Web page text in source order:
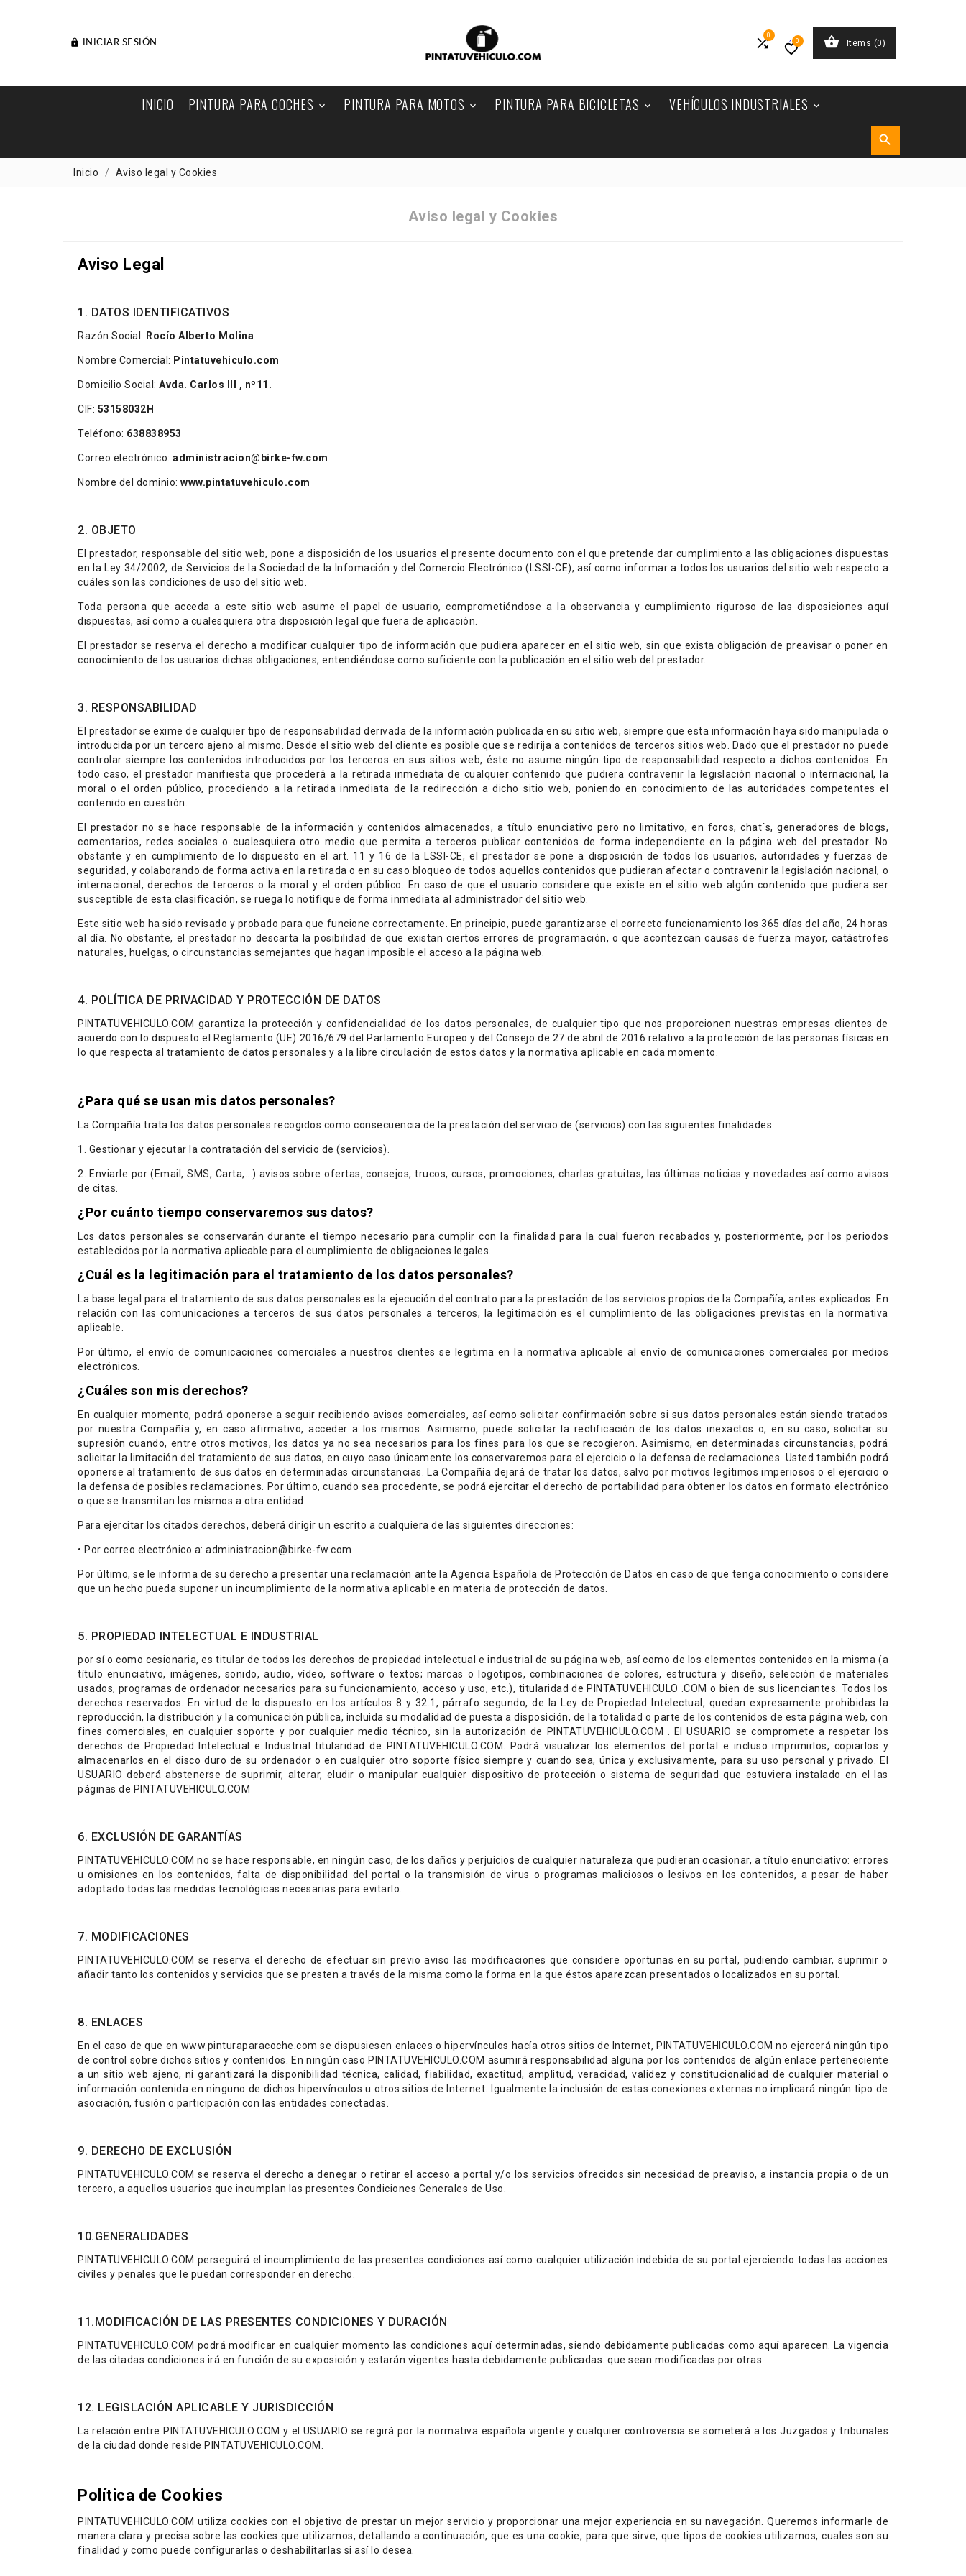
 INICIAR SESIÓN 
0

0  Items (0)
INICIO 
PINTURA PARA COCHES 
PINTURA PARA MOTOS 
PINTURA PARA BICICLETAS 
VEHÍCULOS INDUSTRIALES
Inicio Aviso legal y Cookies
Aviso legal y Cookies
Aviso Legal
1. DATOS IDENTIFICATIVOS
Razón Social: Rocío Alberto Molina
Nombre Comercial: Pintatuvehiculo.com
Domicilio Social: Avda. Carlos III , nº11.
CIF: 53158032H
Teléfono: 638838953
Correo electrónico: administracion@birke-fw.com
Nombre del dominio: www.pintatuvehiculo.com
2. OBJETO
El prestador, responsable del sitio web, pone a disposición de los usuarios el presente documento con el que pretende dar cumplimiento a las obligaciones dispuestas
en la Ley 34/2002, de Servicios de la Sociedad de la Infomación y del Comercio Electrónico (LSSI-CE), así como informar a todos los usuarios del sitio web respecto a
cuáles son las condiciones de uso del sitio web.
Toda persona que acceda a este sitio web asume el papel de usuario, comprometiéndose a la observancia y cumplimiento riguroso de las disposiciones aquí
dispuestas, así como a cualesquiera otra disposición legal que fuera de aplicación.
El prestador se reserva el derecho a modificar cualquier tipo de información que pudiera aparecer en el sitio web, sin que exista obligación de preavisar o poner en
conocimiento de los usuarios dichas obligaciones, entendiéndose como suficiente con la publicación en el sitio web del prestador.
3. RESPONSABILIDAD
El prestador se exime de cualquier tipo de responsabilidad derivada de la información publicada en su sitio web, siempre que esta información haya sido manipulada o
introducida por un tercero ajeno al mismo. Desde el sitio web del cliente es posible que se redirija a contenidos de terceros sitios web. Dado que el prestador no puede
controlar siempre los contenidos introducidos por los terceros en sus sitios web, éste no asume ningún tipo de responsabilidad respecto a dichos contenidos. En
todo caso, el prestador manifiesta que procederá a la retirada inmediata de cualquier contenido que pudiera contravenir la legislación nacional o internacional, la
moral o el orden público, procediendo a la retirada inmediata de la redirección a dicho sitio web, poniendo en conocimiento de las autoridades competentes el
contenido en cuestión.
El prestador no se hace responsable de la información y contenidos almacenados, a título enunciativo pero no limitativo, en foros, chat´s, generadores de blogs,
comentarios, redes sociales o cualesquiera otro medio que permita a terceros publicar contenidos de forma independiente en la página web del prestador. No
obstante y en cumplimiento de lo dispuesto en el art. 11 y 16 de la LSSI-CE, el prestador se pone a disposición de todos los usuarios, autoridades y fuerzas de
seguridad, y colaborando de forma activa en la retirada o en su caso bloqueo de todos aquellos contenidos que pudieran afectar o contravenir la legislación nacional, o
internacional, derechos de terceros o la moral y el orden público. En caso de que el usuario considere que existe en el sitio web algún contenido que pudiera ser
susceptible de esta clasificación, se ruega lo notifique de forma inmediata al administrador del sitio web.
Este sitio web ha sido revisado y probado para que funcione correctamente. En principio, puede garantizarse el correcto funcionamiento los 365 días del año, 24 horas
al día. No obstante, el prestador no descarta la posibilidad de que existan ciertos errores de programación, o que acontezcan causas de fuerza mayor, catástrofes
naturales, huelgas, o circunstancias semejantes que hagan imposible el acceso a la página web.
4. POLÍTICA DE PRIVACIDAD Y PROTECCIÓN DE DATOS
PINTATUVEHICULO.COM garantiza la protección y confidencialidad de los datos personales, de cualquier tipo que nos proporcionen nuestras empresas clientes de
acuerdo con lo dispuesto el Reglamento (UE) 2016/679 del Parlamento Europeo y del Consejo de 27 de abril de 2016 relativo a la protección de las personas físicas en
lo que respecta al tratamiento de datos personales y a la libre circulación de estos datos y la normativa aplicable en cada momento.
¿Para qué se usan mis datos personales?
La Compañía trata los datos personales recogidos como consecuencia de la prestación del servicio de (servicios) con las siguientes finalidades:
1. Gestionar y ejecutar la contratación del servicio de (servicios).
2. Enviarle por (Email, SMS, Carta,...) avisos sobre ofertas, consejos, trucos, cursos, promociones, charlas gratuitas, las últimas noticias y novedades así como avisos
de citas.
¿Por cuánto tiempo conservaremos sus datos?
Los datos personales se conservarán durante el tiempo necesario para cumplir con la finalidad para la cual fueron recabados y, posteriormente, por los periodos
establecidos por la normativa aplicable para el cumplimiento de obligaciones legales.
¿Cuál es la legitimación para el tratamiento de los datos personales?
La base legal para el tratamiento de sus datos personales es la ejecución del contrato para la prestación de los servicios propios de la Compañía, antes explicados. En
relación con las comunicaciones a terceros de sus datos personales a terceros, la legitimación es el cumplimiento de las obligaciones previstas en la normativa
aplicable.
Por último, el envío de comunicaciones comerciales a nuestros clientes se legitima en la normativa aplicable al envío de comunicaciones comerciales por medios
electrónicos.
¿Cuáles son mis derechos?
En cualquier momento, podrá oponerse a seguir recibiendo avisos comerciales, así como solicitar confirmación sobre si sus datos personales están siendo tratados
por nuestra Compañía y, en caso afirmativo, acceder a los mismos. Asimismo, puede solicitar la rectificación de los datos inexactos o, en su caso, solicitar su
supresión cuando, entre otros motivos, los datos ya no sea necesarios para los fines para los que se recogieron. Asimismo, en determinadas circunstancias, podrá
solicitar la limitación del tratamiento de sus datos, en cuyo caso únicamente los conservaremos para el ejercicio o la defensa de reclamaciones. Usted también podrá
oponerse al tratamiento de sus datos en determinadas circunstancias. La Compañía dejará de tratar los datos, salvo por motivos legítimos imperiosos o el ejercicio o
la defensa de posibles reclamaciones. Por último, cuando sea procedente, se podrá ejercitar el derecho de portabilidad para obtener los datos en formato electrónico
o que se transmitan los mismos a otra entidad.
Para ejercitar los citados derechos, deberá dirigir un escrito a cualquiera de las siguientes direcciones:
• Por correo electrónico a: administracion@birke-fw.com
Por último, se le informa de su derecho a presentar una reclamación ante la Agencia Española de Protección de Datos en caso de que tenga conocimiento o considere
que un hecho pueda suponer un incumplimiento de la normativa aplicable en materia de protección de datos.
5. PROPIEDAD INTELECTUAL E INDUSTRIAL
por sí o como cesionaria, es titular de todos los derechos de propiedad intelectual e industrial de su página web, así como de los elementos contenidos en la misma (a
título enunciativo, imágenes, sonido, audio, vídeo, software o textos; marcas o logotipos, combinaciones de colores, estructura y diseño, selección de materiales
usados, programas de ordenador necesarios para su funcionamiento, acceso y uso, etc.), titularidad de PINTATUVEHICULO .COM o bien de sus licenciantes. Todos los
derechos reservados. En virtud de lo dispuesto en los artículos 8 y 32.1, párrafo segundo, de la Ley de Propiedad Intelectual, quedan expresamente prohibidas la
reproducción, la distribución y la comunicación pública, incluida su modalidad de puesta a disposición, de la totalidad o parte de los contenidos de esta página web, con
fines comerciales, en cualquier soporte y por cualquier medio técnico, sin la autorización de PINTATUVEHICULO.COM . El USUARIO se compromete a respetar los
derechos de Propiedad Intelectual e Industrial titularidad de PINTATUVEHICULO.COM. Podrá visualizar los elementos del portal e incluso imprimirlos, copiarlos y
almacenarlos en el disco duro de su ordenador o en cualquier otro soporte físico siempre y cuando sea, única y exclusivamente, para su uso personal y privado. El
USUARIO deberá abstenerse de suprimir, alterar, eludir o manipular cualquier dispositivo de protección o sistema de seguridad que estuviera instalado en el las
páginas de PINTATUVEHICULO.COM
6. EXCLUSIÓN DE GARANTÍAS
PINTATUVEHICULO.COM no se hace responsable, en ningún caso, de los daños y perjuicios de cualquier naturaleza que pudieran ocasionar, a título enunciativo: errores
u omisiones en los contenidos, falta de disponibilidad del portal o la transmisión de virus o programas maliciosos o lesivos en los contenidos, a pesar de haber
adoptado todas las medidas tecnológicas necesarias para evitarlo.
7. MODIFICACIONES
PINTATUVEHICULO.COM se reserva el derecho de efectuar sin previo aviso las modificaciones que considere oportunas en su portal, pudiendo cambiar, suprimir o
añadir tanto los contenidos y servicios que se presten a través de la misma como la forma en la que éstos aparezcan presentados o localizados en su portal.
8. ENLACES
En el caso de que en www.pinturaparacoche.com se dispusiesen enlaces o hipervínculos hacía otros sitios de Internet, PINTATUVEHICULO.COM no ejercerá ningún tipo
de control sobre dichos sitios y contenidos. En ningún caso PINTATUVEHICULO.COM asumirá responsabilidad alguna por los contenidos de algún enlace perteneciente
a un sitio web ajeno, ni garantizará la disponibilidad técnica, calidad, fiabilidad, exactitud, amplitud, veracidad, validez y constitucionalidad de cualquier material o
información contenida en ninguno de dichos hipervínculos u otros sitios de Internet. Igualmente la inclusión de estas conexiones externas no implicará ningún tipo de
asociación, fusión o participación con las entidades conectadas.
9. DERECHO DE EXCLUSIÓN
PINTATUVEHICULO.COM se reserva el derecho a denegar o retirar el acceso a portal y/o los servicios ofrecidos sin necesidad de preaviso, a instancia propia o de un
tercero, a aquellos usuarios que incumplan las presentes Condiciones Generales de Uso.
10.GENERALIDADES
PINTATUVEHICULO.COM perseguirá el incumplimiento de las presentes condiciones así como cualquier utilización indebida de su portal ejerciendo todas las acciones
civiles y penales que le puedan corresponder en derecho.
11.MODIFICACIÓN DE LAS PRESENTES CONDICIONES Y DURACIÓN
PINTATUVEHICULO.COM podrá modificar en cualquier momento las condiciones aquí determinadas, siendo debidamente publicadas como aquí aparecen. La vigencia
de las citadas condiciones irá en función de su exposición y estarán vigentes hasta debidamente publicadas. que sean modificadas por otras.
12. LEGISLACIÓN APLICABLE Y JURISDICCIÓN
La relación entre PINTATUVEHICULO.COM y el USUARIO se regirá por la normativa española vigente y cualquier controversia se someterá a los Juzgados y tribunales
de la ciudad donde reside PINTATUVEHICULO.COM.
Política de Cookies
PINTATUVEHICULO.COM utiliza cookies con el objetivo de prestar un mejor servicio y proporcionar una mejor experiencia en su navegación. Queremos informarle de
manera clara y precisa sobre las cookies que utilizamos, detallando a continuación, que es una cookie, para que sirve, que tipos de cookies utilizamos, cuales son su
finalidad y como puede configurarlas o deshabilitarlas si así lo desea.